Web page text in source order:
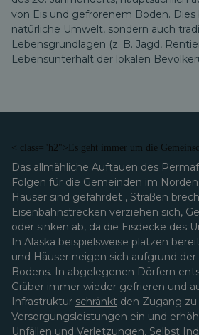
von Eis und gefrorenem Boden.
natürliche Umwelt, sondern auch
Lebensgrundlagen (z. B. Jagd,
Lebensunterhalt der lokalen
< class="h2">Es geht immer um die
Das allmähliche Auftauen des
Folgen für die Gemeinden im
Häuser sind gefährdet , Straßen
Eisenbahnstrecken verziehen sich,
oder sinken ab, da die Eisdecke des
In Alaska beispielsweise platzen
und Häuser neigen sich aufgrund
Bodens. In abgelegenen Dörfern
Gräber immer wieder gefrieren und
Infrastruktur schränkt den Zugang zu
Versorgungsleistungen ein und
Unfällen und Verletzungen. Selbst